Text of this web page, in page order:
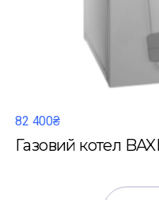
82 400₴
Газовий котел